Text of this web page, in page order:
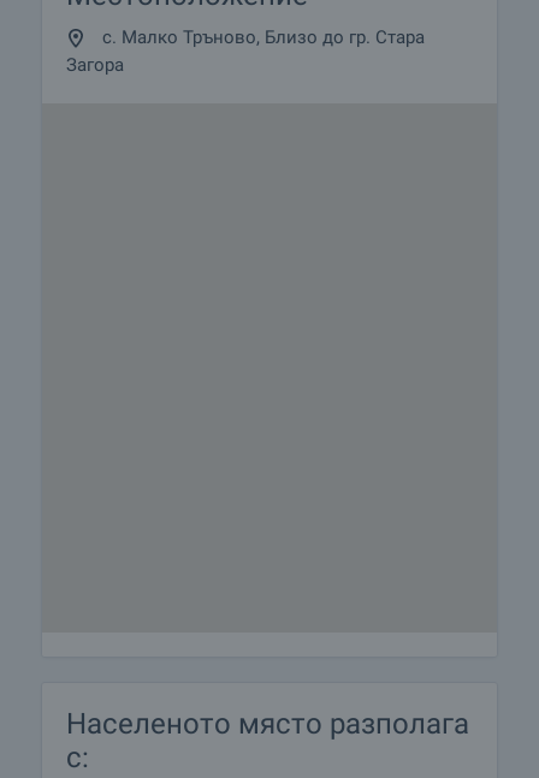
с. Малко Тръново, Близо до гр. Стара
Загора
Населеното място разполага
с: